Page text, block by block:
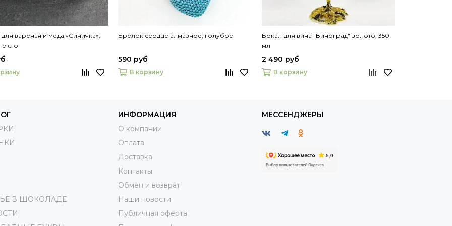
для варенья и мёда «Синичка»,
Брелок сердце алмазное, голубое
590 руб
В корзину
Бокал для вина "Виноград" золото, 350
мл
2 490 руб
В корзину
В ШОКОЛАДЕ
ИНФОРМАЦИЯ
О компании
Оплата
Доставка
Контакты
Обмен и возврат
Наши новости
Публичная оферта
МЕССЕНДЖЕРЫ